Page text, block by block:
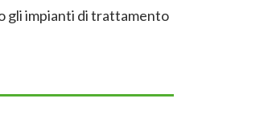
gli impianti di trattamento